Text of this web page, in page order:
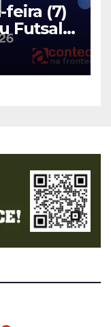
feira (7)
Futsal
quatro